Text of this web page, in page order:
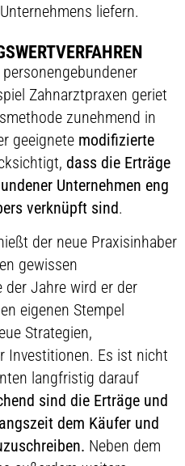
liefern.
Zahnarztpraxen geriet
zunehmend in
geeignete modifizierte
dass die Erträge
Unternehmen eng
verknüpft sind.
der neue Praxisinhaber
gewissen
der Jahre wird er der
eigenen Stempel
Strategien,
Investitionen. Es ist nicht
langfristig darauf
sind die Erträge und
dem Käufer und
Neben dem